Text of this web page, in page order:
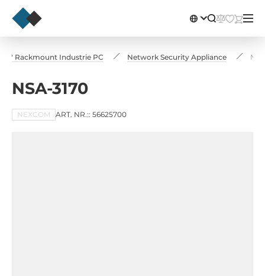
19" Rackmount Industrie PC Network Security Appliance
NSA-3170
NEXCOM ART. NR.:: 56625700